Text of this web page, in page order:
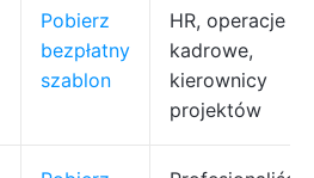
Pobierz
bezpłatny
szablon
HR, operacje
kadrowe,
kierownicy
projektów